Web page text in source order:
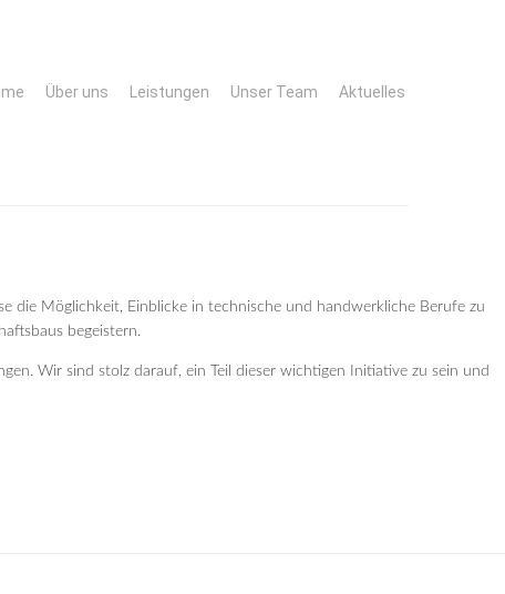
Über uns Leistungen Unser Team Aktuelles
die Möglichkeit, Einblicke in technische und handwerkliche Berufe zu
begeistern.
Wir sind stolz darauf, ein Teil dieser wichtigen Initiative zu sein und